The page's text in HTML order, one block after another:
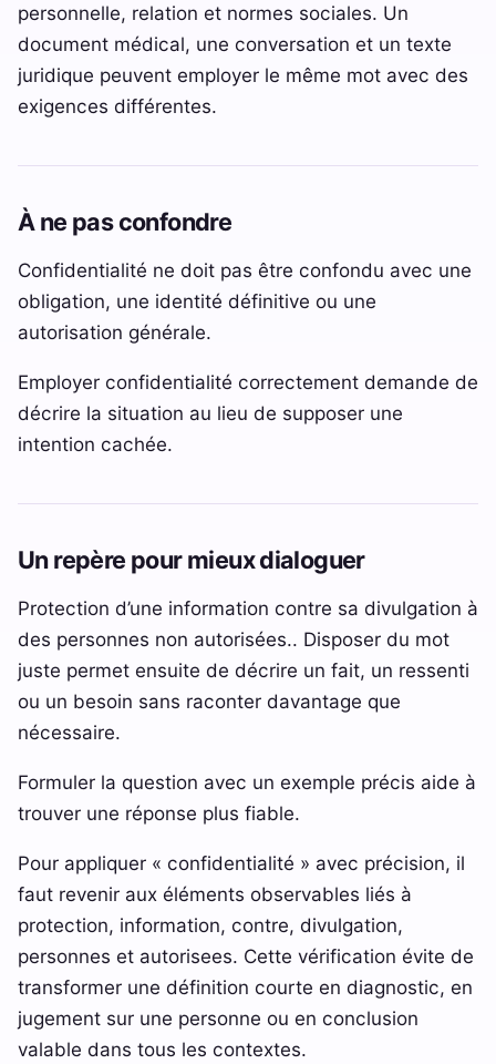
personnelle, relation et normes sociales. Un
document médical, une conversation et un texte
juridique peuvent employer le même mot avec des
exigences différentes.
À ne pas confondre
Confidentialité ne doit pas être confondu avec une
obligation, une identité définitive ou une
autorisation générale.
Employer confidentialité correctement demande de
décrire la situation au lieu de supposer une
intention cachée.
Un repère pour mieux dialoguer
Protection d’une information contre sa divulgation à
des personnes non autorisées.. Disposer du mot
juste permet ensuite de décrire un fait, un ressenti
ou un besoin sans raconter davantage que
nécessaire.
Formuler la question avec un exemple précis aide à
trouver une réponse plus fiable.
Pour appliquer « confidentialité » avec précision, il
faut revenir aux éléments observables liés à
protection, information, contre, divulgation,
personnes et autorisees. Cette vérification évite de
transformer une définition courte en diagnostic, en
jugement sur une personne ou en conclusion
valable dans tous les contextes.